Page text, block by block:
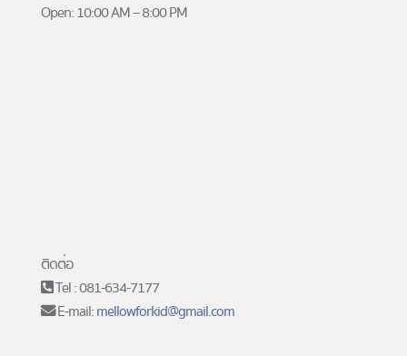
Open: 10:00 AM – 8:00 PM
ติดต่อ
Tel : 081-634-7177
E-mail:mellowforkid@gmail.com